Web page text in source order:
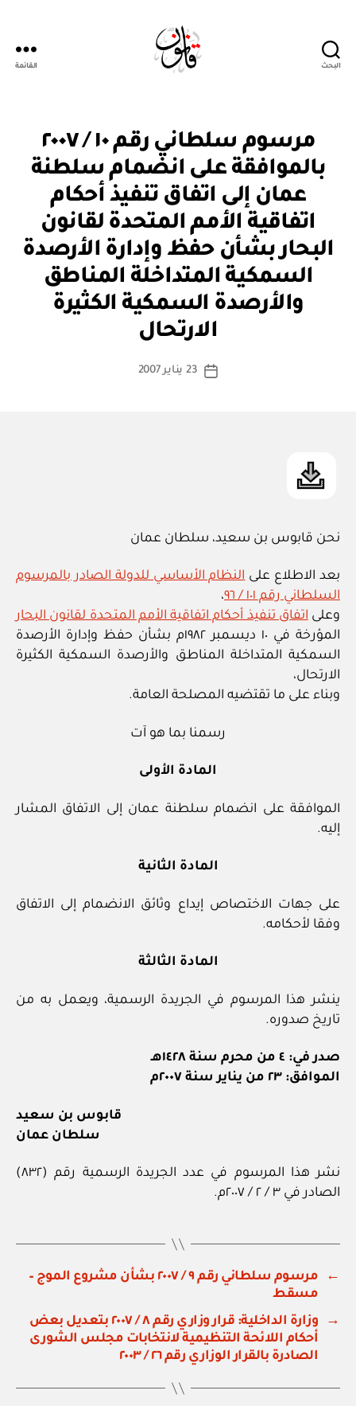
البحث القائمة
التصنيفات
مرسوم سلطاني رقم ١٠ / ٢٠٠٧
بالموافقة على انضمام سلطنة
عمان إلى اتفاق تنفيذ أحكام
اتفاقية الأمم المتحدة لقانون
البحار بشأن حفظ وإدارة الأرصدة
السمكية المتداخلة المناطق
والأرصدة السمكية الكثيرة
الارتحال
كاتب
بو
س
ة
تاريخ
23 يناير 2007
نحن قابوس بن سعيد، سلطان عمان
بعد الاطلاع علىالنظام الأساسي للدولة الصادر بالمرسوم
السلطاني رقم ١٠١ / ٩٦
،
وعلىاتفاق تنفيذ أحكام اتفاقية الأمم المتحدة لقانون البحار
المؤرخة في ١٠ ديسمبر ١٩٨٢م بشأن حفظ وإدارة الأرصدة
السمكية المتداخلة المناطق والأرصدة السمكية الكثيرة
الارتحال،
وبناء على ما تقتضيه المصلحة العامة.
رسمنا بما هو آت
المادة الأولى
الموافقة على انضمام سلطنة عمان إلى الاتفاق المشار
إليه.
المادة الثانية
على جهات الاختصاص إيداع وثائق الانضمام إلى الاتفاق
وفقا لأحكامه.
المادة الثالثة
ينشر هذا المرسوم في الجريدة الرسمية، ويعمل به من
تاريخ صدوره.
صدر في: ٤ من محرم سنة ١٤٢٨هـ
الموافق: ٢٣ من يناير سنة ٢٠٠٧م
قابوس بن سعيد
سلطان عمان
نشر هذا المرسوم في عدد الجريدة الرسمية رقم (٨٣٢)
الصادر في ٣ / ٢ / ٢٠٠٧م.
←
مرسوم سلطاني رقم ٩ / ٢٠٠٧ بشأن مشروع الموج –
مسقط
→
وزارة الداخلية: قرار وزاري رقم ٨ / ٢٠٠٧ بتعديل بعض
أحكام اللائحة التنظيمية لانتخابات مجلس الشورى
الصادرة بالقرار الوزاري رقم ٢٦ / ٢٠٠٣